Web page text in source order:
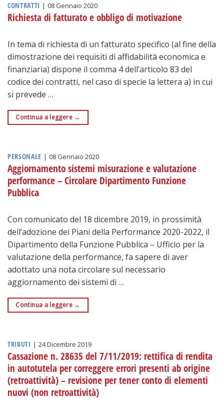
CONTRATTI | 08 Gennaio 2020
Richiesta di fatturato e obbligo di motivazione
In tema di richiesta di un fatturato specifico (al fine della
dimostrazione dei requisiti di affidabilità economica e
finanziaria) dispone il comma 4 dell’articolo 83 del
codice dei contratti, nel caso di specie la lettera a) in cui
si prevede …
Continua a leggere →
PERSONALE | 08 Gennaio 2020
Aggiornamento sistemi misurazione e valutazione
performance – Circolare Dipartimento Funzione
Pubblica
Con comunicato del 18 dicembre 2019, in prossimità
dell’adozione dei Piani della Performance 2020-2022, il
Dipartimento della Funzione Pubblica – Ufficio per la
valutazione della performance, fa sapere di aver
adottato una nota circolare sul necessario
aggiornamento dei sistemi di …
Continua a leggere →
TRIBUTI | 24 Dicembre 2019
Cassazione n. 28635 del 7/11/2019: rettifica di rendita
in autotutela per correggere errori presenti ab origine
(retroattività) – revisione per tener conto di elementi
nuovi (non retroattività)